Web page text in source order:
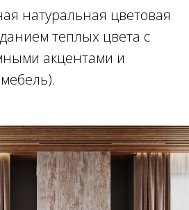
натуральная цветовая
теплых цвета с
акцентами и